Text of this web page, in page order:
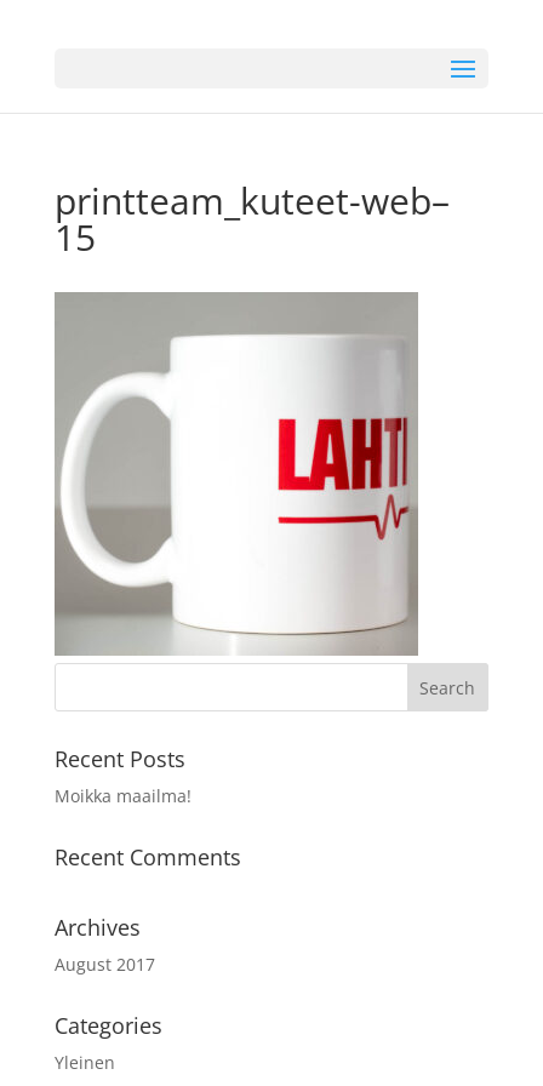
printteam_kuteet-web–
15
Recent Posts
Moikka maailma!
Recent Comments
Archives
August 2017
Categories
Yleinen